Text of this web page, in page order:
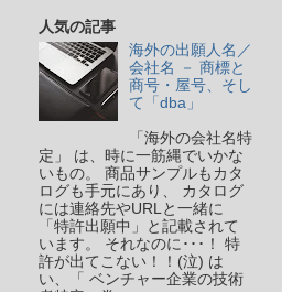
人気の記事
海外の出願人名／
会社名 － 商標と
商号・屋号、そし
て「dba」
「海外の会社名特
定」 は、時に一筋縄でいかな
いもの。 商品サンプルもカタ
ログも手元にあり、 カタログ
には連絡先やURLと一緒に
「特許出願中」と記載されて
います。 それなのに･･･！ 特
許が出てこない！！(泣) は
い、「 ベンチャー企業の技術